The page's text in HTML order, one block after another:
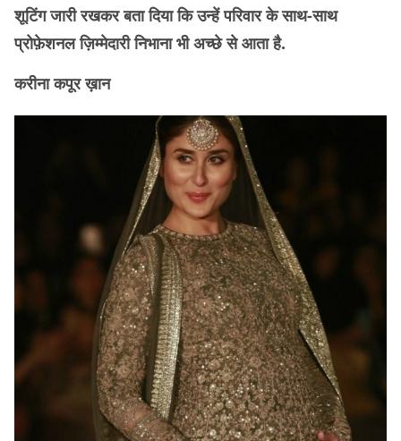
शूटिंग जारी रखकर बता दिया कि उन्हें परिवार के साथ-साथ
प्रोफ़ेशनल ज़िम्मेदारी निभाना भी अच्छे से आता है.
करीना कपूर ख़ान